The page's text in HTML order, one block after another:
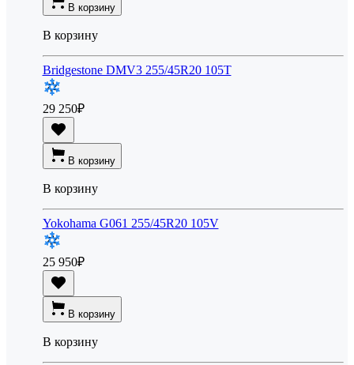
В корзину
В корзину
Bridgestone DMV3 255/45R20 105T
29 250₽
В корзину
В корзину
Yokohama G061 255/45R20 105V
25 950₽
В корзину
В корзину